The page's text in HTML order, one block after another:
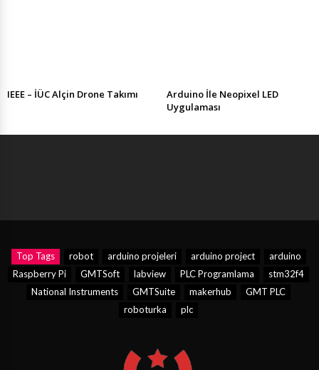
IEEE – İÜC Alçin Drone Takımı
Arduino İle Neopixel LED
Uygulaması
Top Tags robot arduino projeleri arduino project
arduino
Raspberry Pi
GMTSoft labview PLC Programlama
stm32f4
National Instruments
GMTSuite makerhub
GMT PLC
roboturka
plc